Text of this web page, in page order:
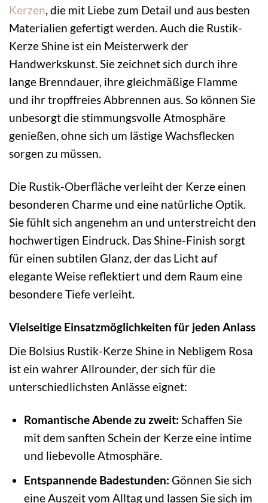
Kerzen, die mit Liebe zum Detail und aus besten
Materialien gefertigt werden. Auch die Rustik-
Kerze Shine ist ein Meisterwerk der
Handwerkskunst. Sie zeichnet sich durch ihre
lange Brenndauer, ihre gleichmäßige Flamme
und ihr tropffreies Abbrennen aus. So können Sie
unbesorgt die stimmungsvolle Atmosphäre
genießen, ohne sich um lästige Wachsflecken
sorgen zu müssen.
Die Rustik-Oberfläche verleiht der Kerze einen
besonderen Charme und eine natürliche Optik.
Sie fühlt sich angenehm an und unterstreicht den
hochwertigen Eindruck. Das Shine-Finish sorgt
für einen subtilen Glanz, der das Licht auf
elegante Weise reflektiert und dem Raum eine
besondere Tiefe verleiht.
Vielseitige Einsatzmöglichkeiten für jeden Anlass
Die Bolsius Rustik-Kerze Shine in Nebligem Rosa
ist ein wahrer Allrounder, der sich für die
unterschiedlichsten Anlässe eignet:
Romantische Abende zu zweit: Schaffen Sie
mit dem sanften Schein der Kerze eine intime
und liebevolle Atmosphäre.
Entspannende Badestunden: Gönnen Sie sich
eine Auszeit vom Alltag und lassen Sie sich im